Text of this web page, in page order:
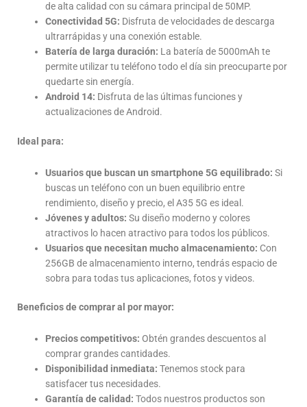
de alta calidad con su cámara principal de 50MP.
Conectividad 5G: Disfruta de velocidades de descarga
ultrarrápidas y una conexión estable.
Batería de larga duración: La batería de 5000mAh te
permite utilizar tu teléfono todo el día sin preocuparte por
quedarte sin energía.
Android 14: Disfruta de las últimas funciones y
actualizaciones de Android.
Ideal para:
Usuarios que buscan un smartphone 5G equilibrado: Si
buscas un teléfono con un buen equilibrio entre
rendimiento, diseño y precio, el A35 5G es ideal.
Jóvenes y adultos: Su diseño moderno y colores
atractivos lo hacen atractivo para todos los públicos.
Usuarios que necesitan mucho almacenamiento: Con
256GB de almacenamiento interno, tendrás espacio de
sobra para todas tus aplicaciones, fotos y videos.
Beneficios de comprar al por mayor:
Precios competitivos: Obtén grandes descuentos al
comprar grandes cantidades.
Disponibilidad inmediata: Tenemos stock para
satisfacer tus necesidades.
Garantía de calidad: Todos nuestros productos son